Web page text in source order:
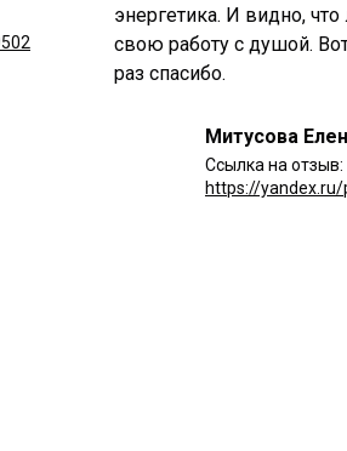
энергетика. И видно,
свою работу с душой.
раз спасибо.
Митусова
Ссылка на отзыв:
https://